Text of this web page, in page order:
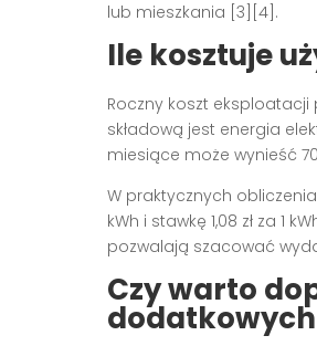
lub mieszkania [3][4].
Ile kosztuje
Roczny koszt eksploatacji
składową jest energia
miesiące może wynieść
W praktycznych
kWh i stawkę 1,08 zł za 1
pozwalają szacować
Czy warto